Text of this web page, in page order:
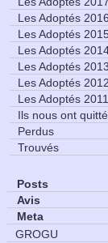
Les Adoptés 2016
Les Adoptés
Les Adoptés
Les Adoptés 2013
Les Adoptés 2012
Les Adoptés 2011
Ils nous ont
Perdus
Trouvés
Posts
Avis
Meta
GROGU